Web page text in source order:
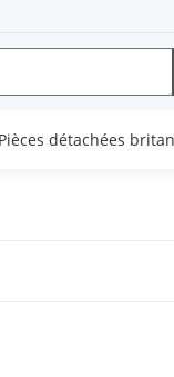
Pièces détachées